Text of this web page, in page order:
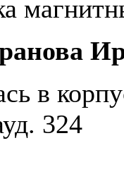
в
324